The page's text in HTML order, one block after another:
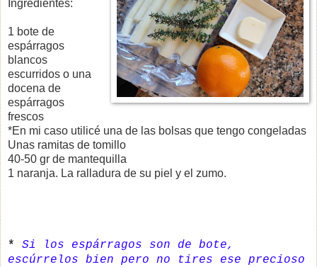
Ingredientes:
1 bote de
espárragos
blancos
escurridos o una
docena de
espárragos
frescos
*En mi caso utilicé una de las bolsas que tengo congeladas
Unas ramitas de tomillo
40-50 gr de mantequilla
1 naranja. La ralladura de su piel y el zumo.
*
Si los espárragos son de bote,
escúrrelos bien pero no tires ese precioso